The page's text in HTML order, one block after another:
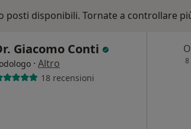
posti disponibili. Tornate a controllare
Giacomo Conti
· Altro
18 recensioni
8